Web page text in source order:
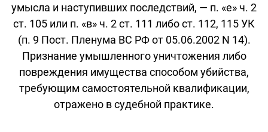
умысла и наступивших последствий, — п. «е» ч. 2
ст. 105 или п. «в» ч. 2 ст. 111 либо ст. 112, 115 УК
(п. 9 Пост. Пленума ВС РФ от 05.06.2002 N 14).
Признание умышленного уничтожения либо
повреждения имущества способом убийства,
требующим самостоятельной квалификации,
отражено в судебной практике.